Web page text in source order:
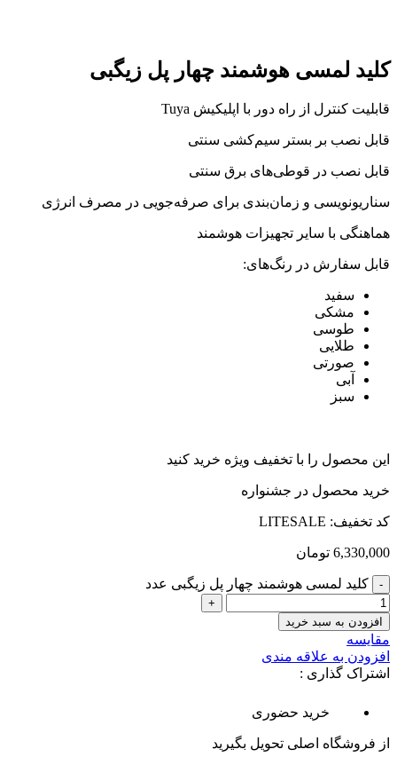
کلید لمسی هوشمند چهار پل زیگبی
قابلیت کنترل از راه دور با اپلیکیش Tuya
قابل نصب بر بستر سیم‌کشی سنتی
قابل نصب در قوطی‌های برق سنتی
سناریونویسی و زمان‌بندی برای صرفه‌جویی در مصرف انرژی
هماهنگی با سایر تجهیزات هوشمند
قابل سفارش در رنگ‌های:
سفید
مشکی
طوسی
طلایی
صورتی
آبی
سبز
این محصول را با تخفیف ویژه خرید کنید
خرید محصول در جشنواره
کد تخفیف: LITESALE
6,330,000 تومان
کلید لمسی هوشمند چهار پل زیگبی عدد
افزودن به سبد خرید
مقایسه
افزودن به علاقه مندی
اشتراک گذاری :
خرید حضوری
از فروشگاه اصلی تحویل بگیرید